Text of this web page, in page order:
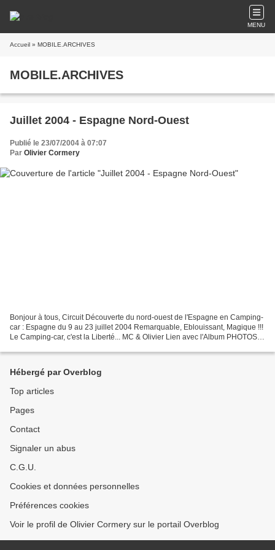
MENU
Accueil » MOBILE.ARCHIVES
MOBILE.ARCHIVES
Juillet 2004 - Espagne Nord-Ouest
Publié le 23/07/2004 à 07:07
Par Olivier Cormery
Bonjour à tous, Circuit Découverte du nord-ouest de l'Espagne en Camping-
car : Espagne du 9 au 23 juillet 2004 Remarquable, Eblouissant, Magique !!!
Le Camping-car, c'est la Liberté... MC & Olivier Lien avec l'Album PHOTOS :
Hébergé par Overblog
Top articles
Pages
Contact
Signaler un abus
C.G.U.
Cookies et données personnelles
Préférences cookies
Voir le profil de Olivier Cormery sur le portail Overblog